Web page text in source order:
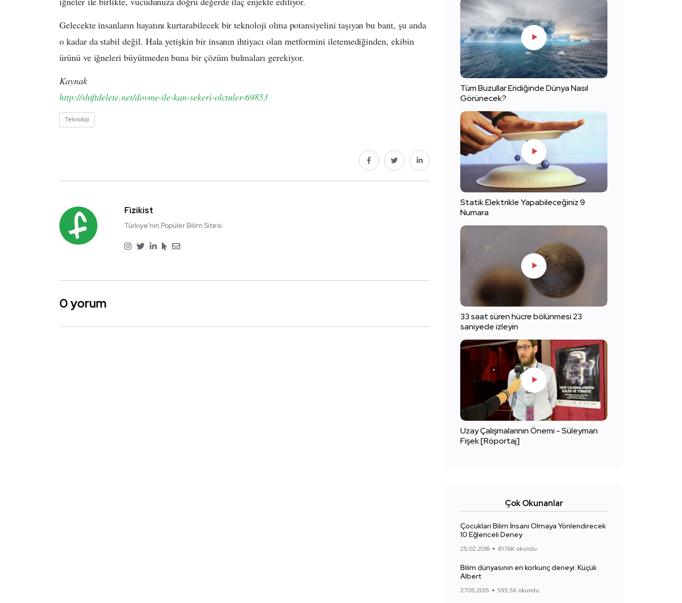
Gelecekte insanların hayatını kurtarabilecek bir teknoloji olma potansiyelini taşıyan bu bant, şu anda
o kadar da stabil değil. Hala yetişkin bir insanın ihtiyacı olan metformini iletemediğinden, ekibin
ürünü ve iğneleri büyütmeden buna bir çözüm bulmaları gerekiyor.
Kaynak
http://shiftdelete.net/dovme-ile-kan-sekeri-olctuler-69853
Teknoloji
Fizikist
Türkiye'nin Popüler Bilim Sitesi
0 yorum
Tüm Buzullar Eridiğinde Dünya Nasıl
Görünecek?
Statik Elektrikle Yapabileceğiniz 9
Numara
33 saat süren hücre bölünmesi 23
saniyede izleyin
Uzay Çalışmalarının Önemi - Süleyman
Fişek [Röportaj]
Çok Okunanlar
Çocukları Bilim İnsanı Olmaya Yönlendirecek
10 Eğlenceli Deney
25.02.2016 817.6K okundu.
Bilim dünyasının en korkunç deneyi: Küçük
Albert
27.05.2015 595.5K okundu.